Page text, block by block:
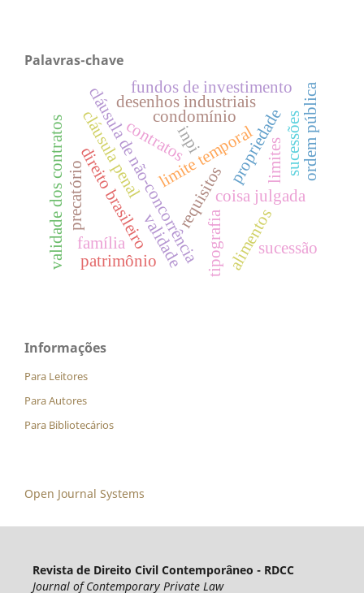
Palavras-chave
cláusula de não-concorrêncialimite temporal
requisitos
validade
contratos
direito brasileiro
família
propriedade
coisa julgada
ordem pública
cláusula penal
precatório
validade dos contratos inpi
desenhos industriais
tipografiaalimentossucessão
limitessucessões
fundos de investimento
condomínio
patrimônio
Informações
Para Leitores
Para Autores
Para Bibliotecários
Open Journal Systems
Revista de Direito Civil Contemporâneo - RDCC
Journal of Contemporary Private Law